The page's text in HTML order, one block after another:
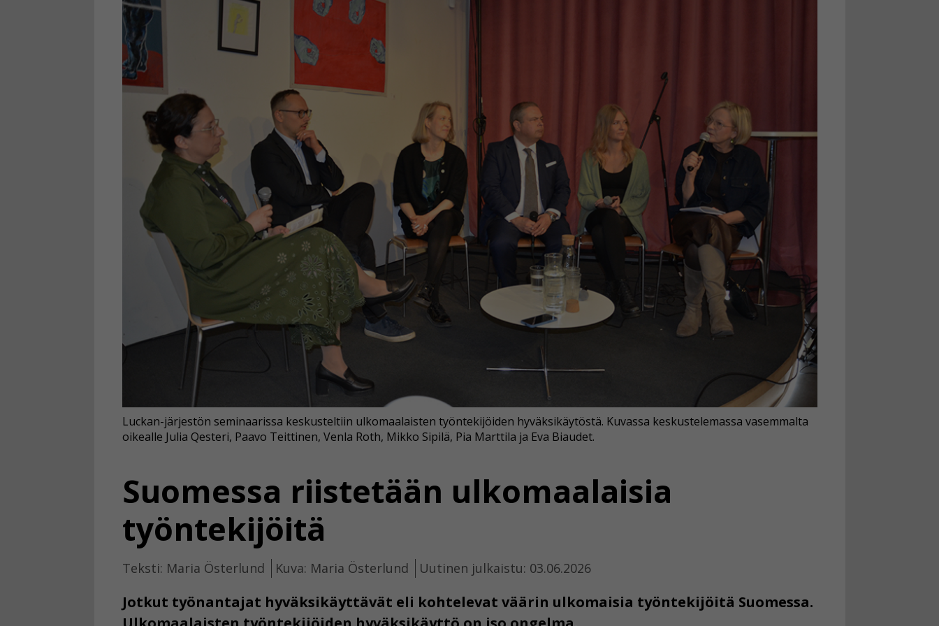
Suomessa riistetään ulkomaalaisia
työntekijöitä
Teksti: Maria Österlund Kuva: Maria Österlund Uutinen julkaistu: 03.06.2026
Jotkut työnantajat hyväksikäyttävät eli kohtelevat väärin ulkomaisia työntekijöitä Suomessa.
Luckan-järjestön seminaarissa keskusteltiin ulkomaalaisten työntekijöiden hyväksikäytöstä. Kuvassa keskustelemassa vasemmalta
oikealle Julia Qesteri, Paavo Teittinen, Venla Roth, Mikko Sipilä, Pia Marttila ja Eva Biaudet.